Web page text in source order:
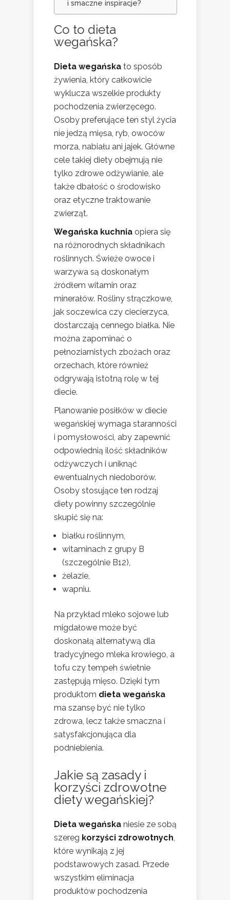
i smaczne inspiracje?
Co to dieta
wegańska?
Dieta wegańska to sposób
żywienia, który całkowicie
wyklucza wszelkie produkty
pochodzenia zwierzęcego.
Osoby preferujące ten styl życia
nie jedzą mięsa, ryb, owoców
morza, nabiału ani jajek. Główne
cele takiej diety obejmują nie
tylko zdrowe odżywianie, ale
także dbałość o środowisko
oraz etyczne traktowanie
zwierząt.
Wegańska kuchnia opiera się
na różnorodnych składnikach
roślinnych. Świeże owoce i
warzywa są doskonałym
źródłem witamin oraz
minerałów. Rośliny strączkowe,
jak soczewica czy ciecierzyca,
dostarczają cennego białka. Nie
można zapominać o
pełnoziarnistych zbożach oraz
orzechach, które również
odgrywają istotną rolę w tej
diecie.
Planowanie posiłków w diecie
wegańskiej wymaga staranności
i pomysłowości, aby zapewnić
odpowiednią ilość składników
odżywczych i uniknąć
ewentualnych niedoborów.
Osoby stosujące ten rodzaj
diety powinny szczególnie
skupić się na:
białku roślinnym,
witaminach z grupy B
(szczególnie B12),
żelazie,
wapniu.
Na przykład mleko sojowe lub
migdałowe może być
doskonałą alternatywą dla
tradycyjnego mleka krowiego, a
tofu czy tempeh świetnie
zastępują mięso. Dzięki tym
produktom dieta wegańska
ma szansę być nie tylko
zdrowa, lecz także smaczna i
satysfakcjonująca dla
podniebienia.
Jakie są zasady i
korzyści zdrowotne
diety wegańskiej?
Dieta wegańska niesie ze sobą
szereg korzyści zdrowotnych,
które wynikają z jej
podstawowych zasad. Przede
wszystkim eliminacja
produktów pochodzenia